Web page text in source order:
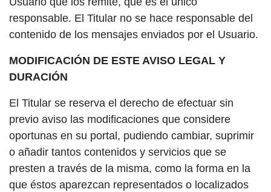
responsable. El Titular no se hace responsable del
contenido de los mensajes enviados por el Usuario.
MODIFICACIÓN DE ESTE AVISO LEGAL Y
DURACIÓN
El Titular se reserva el derecho de efectuar sin
previo aviso las modificaciones que considere
oportunas en su portal, pudiendo cambiar, suprimir
o añadir tantos contenidos y servicios que se
presten a través de la misma, como la forma en la
que éstos aparezcan representados o localizados